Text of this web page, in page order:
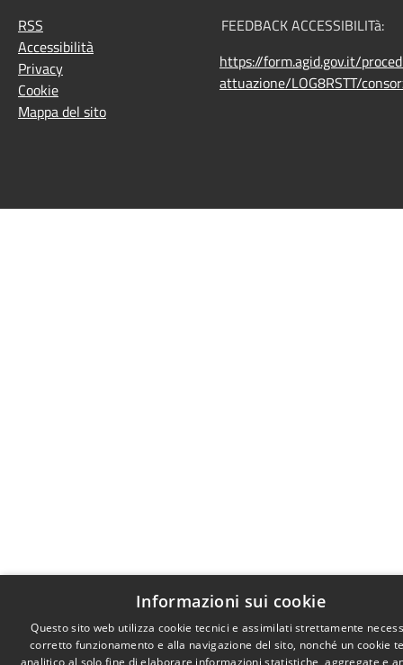
RSS
Accessibilità
Privacy
Cookie
Mappa del sito
FEEDBACK ACCESSIBILITà:
https://form.agid.gov.it/
attuazione/LOG8RSTT/
Informazioni sui cookie
Questo sito web utilizza cookie tecnici e assimilati strettamente
corretto funzionamento e alla navigazione del sito, nonché un cookie
analitico al solo fine di elaborare informazioni statistiche, aggregate e